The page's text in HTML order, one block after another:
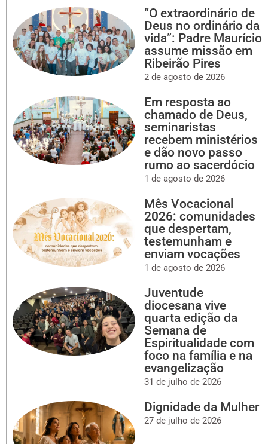
“O extraordinário de
Deus no ordinário da
vida”: Padre Maurício
assume missão em
Ribeirão Pires
2 de agosto de 2026
Em resposta ao
chamado de Deus,
seminaristas
recebem ministérios
e dão novo passo
rumo ao sacerdócio
1 de agosto de 2026
Mês Vocacional
2026: comunidades
que despertam,
testemunham e
enviam vocações
1 de agosto de 2026
Juventude
diocesana vive
quarta edição da
Semana de
Espiritualidade com
foco na família e na
evangelização
31 de julho de 2026
Dignidade da Mulher
27 de julho de 2026